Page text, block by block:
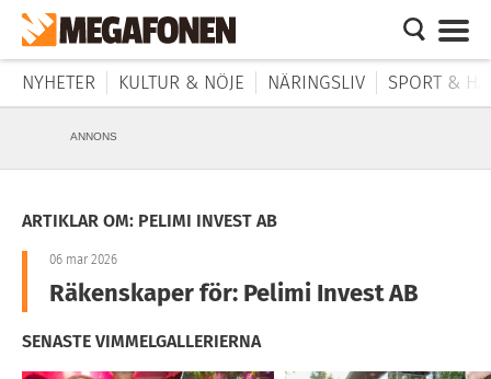
NYHETER KULTUR & NÖJE NÄRINGSLIV SPORT &
ANNONS
ARTIKLAR OM: PELIMI INVEST AB
06 mar 2026
Räkenskaper för: Pelimi Invest AB
SENASTE VIMMELGALLERIERNA